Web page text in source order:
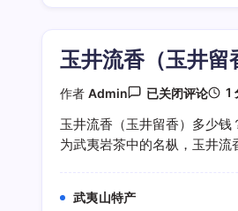
玉井流香（玉井留
作者 Admin
玉
流
香
（玉
已关闭评论 1
玉井流香（玉井留香）多少
为武夷岩茶中的名枞，玉井
武夷山特产